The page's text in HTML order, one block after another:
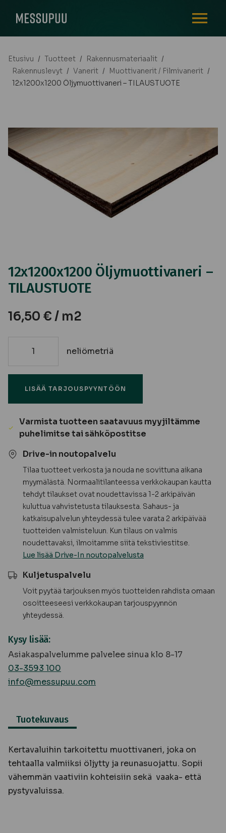
Etusivu / Tuotteet / Rakennusmateriaalit /
Rakennuslevyt / Vanerit / Muottivanerit / Filmivanerit /
12x1200x1200 Öljymuottivaneri – TILAUSTUOTE
12x1200x1200 Öljymuottivaneri –
TILAUSTUOTE
16,50 € / m2
12x1200x1200
TILAUSTUOTE
määrä
neliömetriä
LISÄÄ TARJOUSPYYNTÖÖN
Varmista tuotteen saatavuus myyjiltämme
puhelimitse tai sähköpostitse
Drive-in noutopalvelu
Tilaa tuotteet verkosta ja nouda ne sovittuna aikana
myymälästä. Normaalitilanteessa verkkokaupan kautta
tehdyt tilaukset ovat noudettavissa 1-2 arkipäivän
kuluttua vahvistetusta tilauksesta. Sahaus- ja
katkaisupalvelun yhteydessä tulee varata 2 arkipäivää
tuotteiden valmisteluun. Kun tilaus on valmis
noudettavaksi, ilmoitamme siitä tekstiviestitse.
Lue lisää Drive-In noutopalvelusta
Kuljetuspalvelu
Voit pyytää tarjouksen myös tuotteiden rahdista omaan
osoitteeseesi verkkokaupan tarjouspyynnön
yhteydessä.
Kysy lisää:
Asiakaspalvelumme palvelee sinua klo 8-17
03-3593 100
info@messupuu.com
Tuotekuvaus
Kertavaluihin tarkoitettu muottivaneri, joka on
tehtaalla valmiiksi öljytty ja reunasuojattu. Sopii
vähemmän vaativiin kohteisiin sekä vaaka- että
pystyvaluissa.